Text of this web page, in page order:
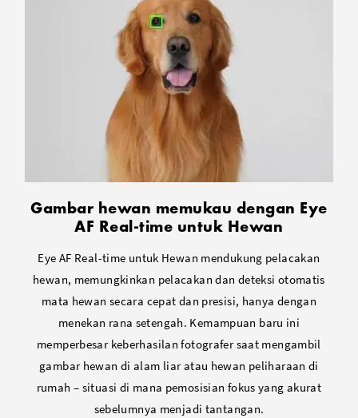
Gambar hewan memukau dengan Eye
AF Real-time untuk Hewan
Eye AF Real-time untuk Hewan mendukung pelacakan
hewan, memungkinkan pelacakan dan deteksi otomatis
mata hewan secara cepat dan presisi, hanya dengan
menekan rana setengah. Kemampuan baru ini
memperbesar keberhasilan fotografer saat mengambil
gambar hewan di alam liar atau hewan peliharaan di
rumah – situasi di mana pemosisian fokus yang akurat
sebelumnya menjadi tantangan.